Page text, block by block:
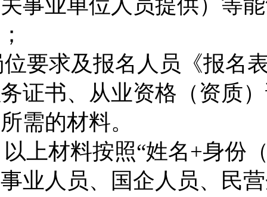
事业单位人员提供）等
；
要求及报名人员《报名
证书、从业资格（资质
需的材料。
上材料按照“姓名+身份
业人员、国企人员、
民